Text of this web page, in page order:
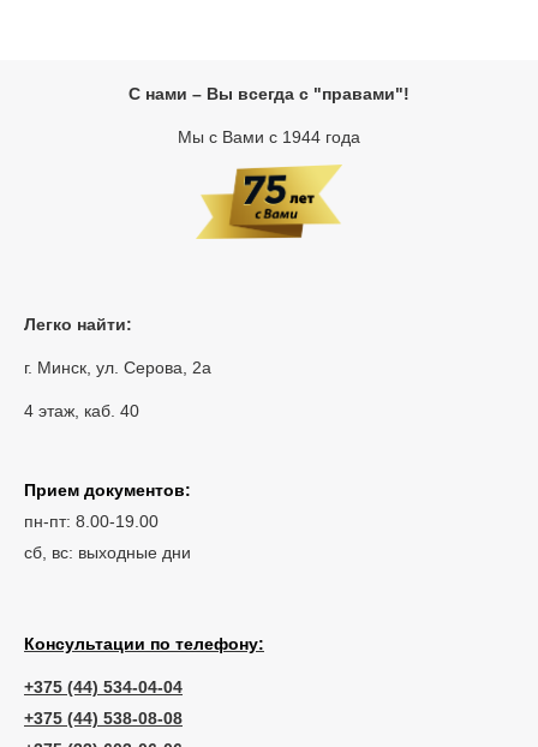
С нами – Вы всегда с "правами"!
Мы с Вами с 1944 года
Легко найти:
г. Минск, ул. Серова, 2а
4 этаж, каб. 40
Прием документов:
пн-пт: 8.00-19.00
сб, вс: выходные дни
Консультации по телефону:
+375 (44) 534-04-04
+375 (44) 538-08-08